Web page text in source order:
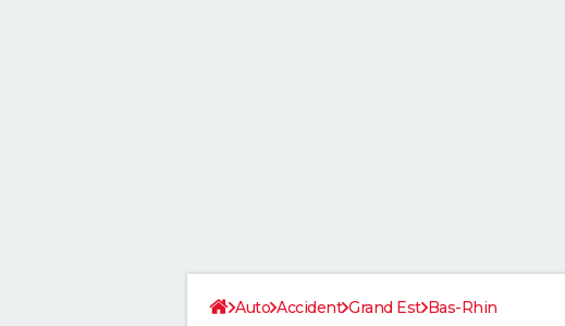
Auto Accident Grand Est Bas-Rhin